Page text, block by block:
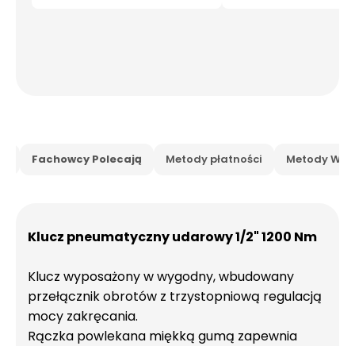
Fachowcy Polecają Metody płatności Metody
Klucz pneumatyczny udarowy 1/2" 1200 Nm
Klucz wyposażony w wygodny, wbudowany
przełącznik obrotów z trzystopniową regulacją
mocy zakręcania.
Rączka powlekana miękką gumą zapewnia